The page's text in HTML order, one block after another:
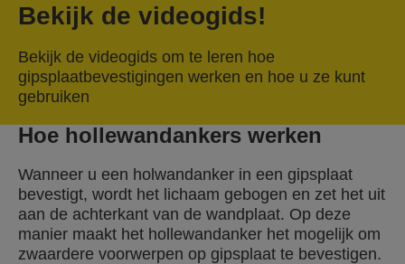
Bekijk de videogids!
Bekijk de videogids om te leren hoe
gipsplaatbevestigingen werken en hoe u ze kunt
gebruiken
Hoe hollewandankers werken
Wanneer u een holwandanker in een gipsplaat
bevestigt, wordt het lichaam gebogen en zet het uit
aan de achterkant van de wandplaat. Op deze
manier maakt het hollewandanker het mogelijk om
zwaardere voorwerpen op gipsplaat te bevestigen.